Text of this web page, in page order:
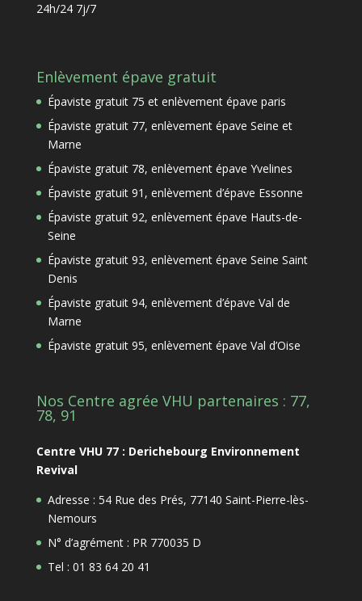
24h/24 7j/7
Enlèvement épave gratuit
Épaviste gratuit 75 et enlèvement épave paris
Épaviste gratuit 77, enlèvement épave Seine et
Marne
Épaviste gratuit 78, enlèvement épave Yvelines
Épaviste gratuit 91, enlèvement d’épave Essonne
Épaviste gratuit 92, enlèvement épave Hauts-de-
Seine
Épaviste gratuit 93, enlèvement épave Seine Saint
Denis
Épaviste gratuit 94, enlèvement d’épave Val de
Marne
Épaviste gratuit 95, enlèvement épave Val d’Oise
Nos Centre agrée VHU partenaires : 77,
78, 91
Centre VHU 77 : Derichebourg Environnement
Revival
Adresse : 54 Rue des Prés, 77140 Saint-Pierre-lès-
Nemours
N° d’agrément : PR 770035 D
Tel : 01 83 64 20 41